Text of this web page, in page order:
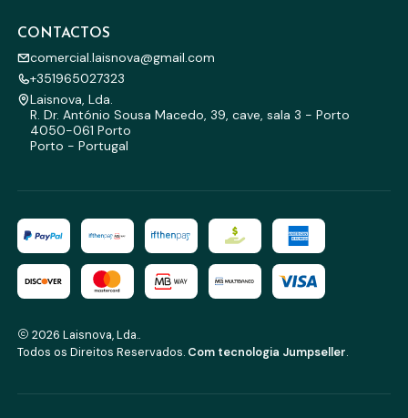
CONTACTOS
comercial.laisnova@gmail.com
+351965027323
Laisnova, Lda.
R. Dr. António Sousa Macedo, 39, cave, sala 3 - Porto
4050-061 Porto
Porto - Portugal
2026 Laisnova, Lda..
Todos os Direitos Reservados. Com tecnologia Jumpseller.